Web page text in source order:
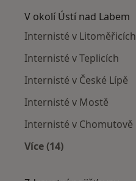
V okolí Ústí nad Labem
Internisté v Litoměřicích
Internisté v Teplicích
Internisté v České Lípě
Internisté v Mostě
Internisté v Chomutově
Více (14)